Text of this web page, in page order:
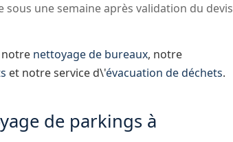
une semaine après validation du devis
notre nettoyage de bureaux, notre
et notre service d\'évacuation de déchets.
de parkings à